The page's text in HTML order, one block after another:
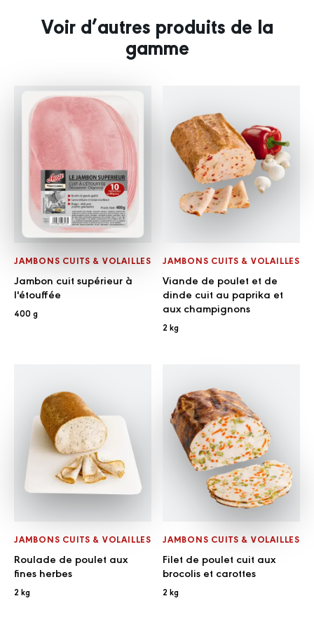
Voir d’autres produits de la
gamme
JAMBONS CUITS & VOLAILLES
Jambon cuit supérieur à
l'étouffée
400 g
JAMBONS CUITS & VOLAILLES
Viande de poulet et de
dinde cuit au paprika et
aux champignons
2 kg
JAMBONS CUITS & VOLAILLES
Roulade de poulet aux
fines herbes
2 kg
JAMBONS CUITS & VOLAILLES
Filet de poulet cuit aux
brocolis et carottes
2 kg